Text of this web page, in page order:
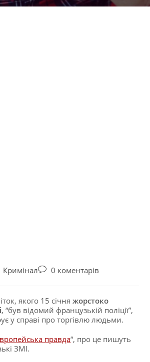
Кримінал 0 коментарів
якого 15 січняжорстоко
, “був відомий французькій поліції”,
у справі про торгівлю людьми.
правда“, про це пишуть
ЗМІ.